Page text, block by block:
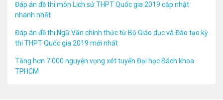
Đáp án đề thi môn Lịch sử THPT Quốc gia 2019 cập nhật
nhanh nhất
Đáp án đề thi Ngữ Văn chính thức từ Bộ Giáo dục và Đào tạo kỳ
thi THPT Quốc gia 2019 mới nhất
Tăng hơn 7.000 nguyện vọng xét tuyển Đại học Bách khoa
TPHCM